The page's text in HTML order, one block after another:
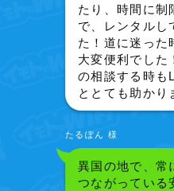
たり、時間に制
で、レンタルし
た！道に迷った
大変便利でした
の相談する時も
ととても助かり
たるぽん 様
異国の地で、常
つながっている